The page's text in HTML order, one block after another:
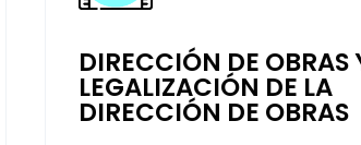
DIRECCIÓN DE OBRAS
LEGALIZACIÓN DE LA
DIRECCIÓN DE OBRAS